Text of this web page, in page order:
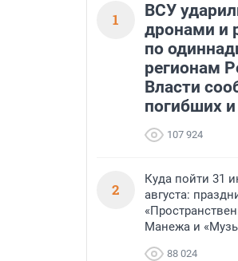
1
ВСУ
дронами и
по
регионам
Власти
погибших
107 924
2
Куда пойти 31
августа:
Манежа и
88 024